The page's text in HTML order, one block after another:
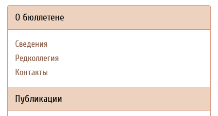
О бюллетене
Сведения
Редколлегия
Контакты
Публикации